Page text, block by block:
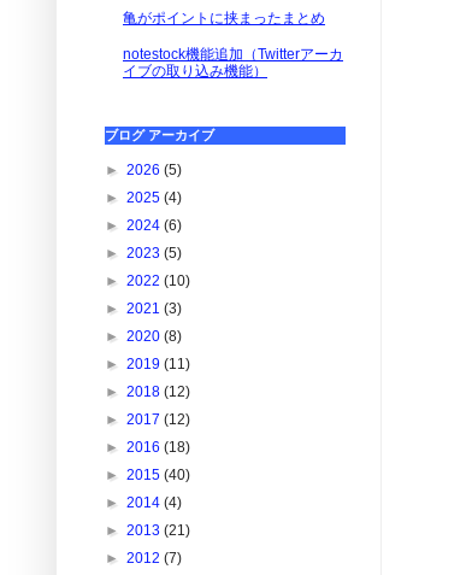
亀がポイントに挟まったまとめ
notestock機能追加（Twitterアーカ
イブの取り込み機能）
ブログ アーカイブ
► 2026 (5)
► 2025 (4)
► 2024 (6)
► 2023 (5)
► 2022 (10)
► 2021 (3)
► 2020 (8)
► 2019 (11)
► 2018 (12)
► 2017 (12)
► 2016 (18)
► 2015 (40)
► 2014 (4)
► 2013 (21)
► 2012 (7)